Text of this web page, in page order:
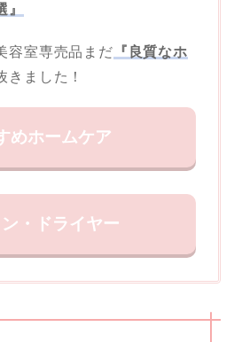
』
容室専売品まだ 『良質なホ
きました！
めホームケア
・ドライヤー